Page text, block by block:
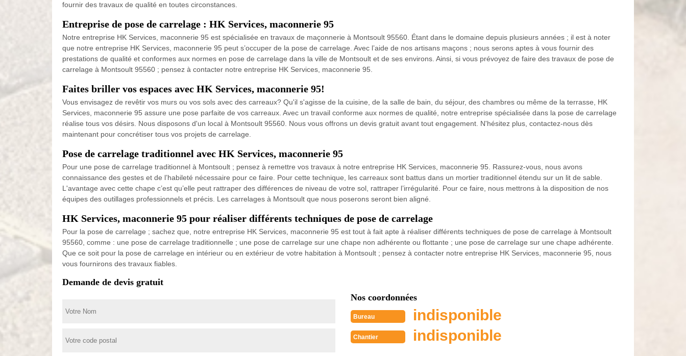
fournir des travaux de qualité en toutes circonstances.
Entreprise de pose de carrelage : HK Services, maconnerie 95
Notre entreprise HK Services, maconnerie 95 est spécialisée en travaux de maçonnerie à Montsoult 95560. Étant dans le domaine depuis plusieurs années ; il est à noter
que notre entreprise HK Services, maconnerie 95 peut s’occuper de la pose de carrelage. Avec l’aide de nos artisans maçons ; nous serons aptes à vous fournir des
prestations de qualité et conformes aux normes en pose de carrelage dans la ville de Montsoult et de ses environs. Ainsi, si vous prévoyez de faire des travaux de pose de
carrelage à Montsoult 95560 ; pensez à contacter notre entreprise HK Services, maconnerie 95.
Faites briller vos espaces avec HK Services, maconnerie 95!
Vous envisagez de revêtir vos murs ou vos sols avec des carreaux? Qu'il s'agisse de la cuisine, de la salle de bain, du séjour, des chambres ou même de la terrasse, HK
Services, maconnerie 95 assure une pose parfaite de vos carreaux. Avec un travail conforme aux normes de qualité, notre entreprise spécialisée dans la pose de carrelage
réalise tous vos désirs. Nous disposons d'un local à Montsoult 95560. Nous vous offrons un devis gratuit avant tout engagement. N'hésitez plus, contactez-nous dès
maintenant pour concrétiser tous vos projets de carrelage.
Pose de carrelage traditionnel avec HK Services, maconnerie 95
Pour une pose de carrelage traditionnel à Montsoult ; pensez à remettre vos travaux à notre entreprise HK Services, maconnerie 95. Rassurez-vous, nous avons
connaissance des gestes et de l’habileté nécessaire pour ce faire. Pour cette technique, les carreaux sont battus dans un mortier traditionnel étendu sur un lit de sable.
L'avantage avec cette chape c’est qu’elle peut rattraper des différences de niveau de votre sol, rattraper l’irrégularité. Pour ce faire, nous mettrons à la disposition de nos
équipes des outillages professionnels et précis. Les carrelages à Montsoult que nous poserons seront bien aligné.
HK Services, maconnerie 95 pour réaliser différents techniques de pose de carrelage
Pour la pose de carrelage ; sachez que, notre entreprise HK Services, maconnerie 95 est tout à fait apte à réaliser différents techniques de pose de carrelage à Montsoult
95560, comme : une pose de carrelage traditionnelle ; une pose de carrelage sur une chape non adhérente ou flottante ; une pose de carrelage sur une chape adhérente.
Que ce soit pour la pose de carrelage en intérieur ou en extérieur de votre habitation à Montsoult ; pensez à contacter notre entreprise HK Services, maconnerie 95, nous
vous fournirons des travaux fiables.
Demande de devis gratuit
Nos coordonnées
Bureau indisponible
Chantier indisponible